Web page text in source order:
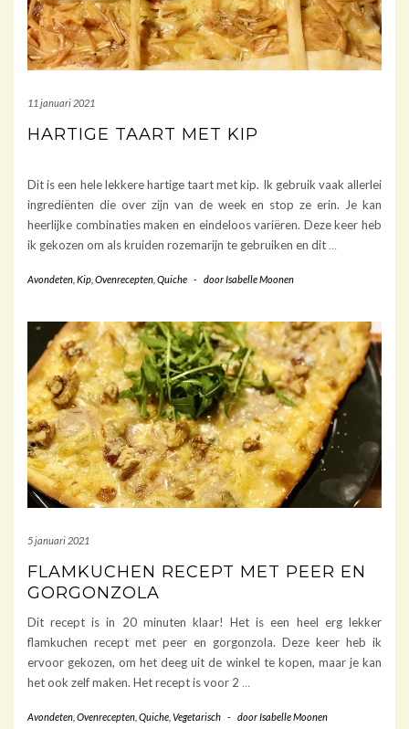
11 januari 2021
HARTIGE TAART MET KIP
Dit is een hele lekkere hartige taart met kip. Ik gebruik vaak allerlei
ingrediënten die over zijn van de week en stop ze erin. Je kan
heerlijke combinaties maken en eindeloos variëren. Deze keer heb
ik gekozen om als kruiden rozemarijn te gebruiken en dit …
Avondeten Kip Ovenrecepten Quiche - doorIsabelle Moonen
5 januari 2021
FLAMKUCHEN RECEPT MET PEER EN
GORGONZOLA
Dit recept is in 20 minuten klaar! Het is een heel erg lekker
flamkuchen recept met peer en gorgonzola. Deze keer heb ik
ervoor gekozen, om het deeg uit de winkel te kopen, maar je kan
het ook zelf maken. Het recept is voor 2 …
Avondeten Ovenrecepten Quiche Vegetarisch - doorIsabelle Moonen